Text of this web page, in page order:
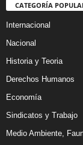
CATEGORÍA
Internacional
Nacional
Historia y Teoria
Derechos Humanos
Economía
Sindicatos y Trabajo
Medio Ambiente,